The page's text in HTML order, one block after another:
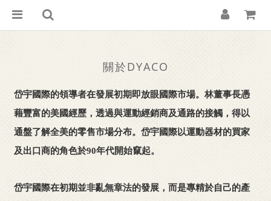
關於DYACO
岱宇國際的領導者在發展初期即放眼國際市場。林董事長憑
藉豐富的美國經歷，透過與運動經銷商及通路的接觸，得以
通盤了解全美的零售市場分布。岱宇國際以運動器材的買家
及出口商的角色於90年代開始竄起。
岱宇國際在初期並非亂無章法的發展，而是專精於自己的產